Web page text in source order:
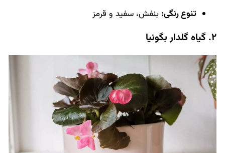
تنوع رنگی: بنفش، سفید و قرمز
2. گیاه گلدار بگونیا